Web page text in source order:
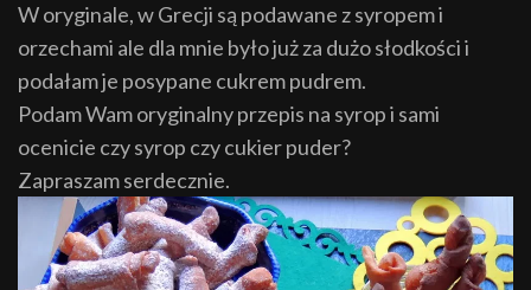
W oryginale, w Grecji są podawane z syropem i
orzechami ale dla mnie było już za dużo słodkości i
podałam je posypane cukrem pudrem.
Podam Wam oryginalny przepis na syrop i sami
ocenicie czy syrop czy cukier puder?
Zapraszam serdecznie.